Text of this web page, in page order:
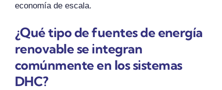
economía de escala.
¿Qué tipo de fuentes de energía
renovable se integran
comúnmente en los sistemas
DHC?